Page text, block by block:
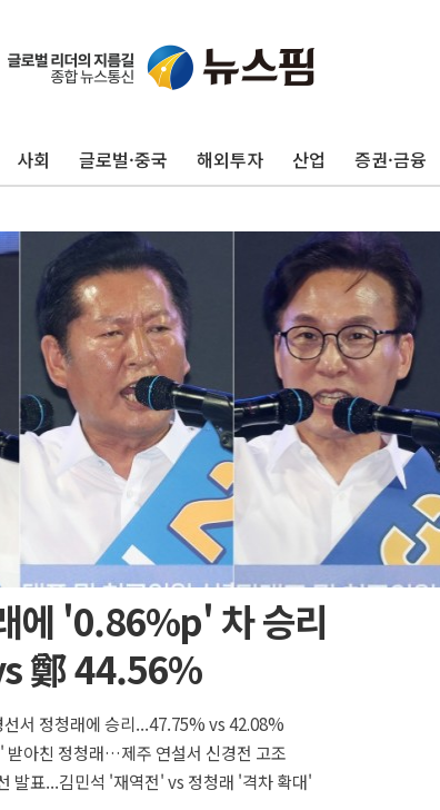
사회 글로벌·중국 해외투자 산업 증권·금융
에 '0.86%p' 차 승리
鄭 44.56%
선서 정청래에 승리...47.75% vs 42.08%
받아친 정청래…제주 연설서 신경전 고조
발표...김민석 '재역전' vs 정청래 '격차 확대'